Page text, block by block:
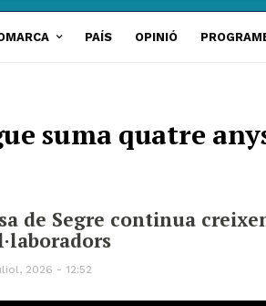
PAÍS OPINIÓ
suma quatre
de Segre continua
2026 - 12:52